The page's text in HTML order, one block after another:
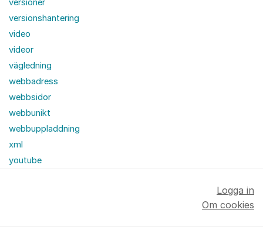
versioner
versionshantering
video
videor
vägledning
webbadress
webbsidor
webbunikt
webbuppladdning
xml
youtube
Logga in
Om cookies